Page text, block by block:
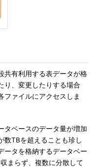
有利用する表データが格
り、変更したりする場合
ファイルにアクセスしま
ベースのデータ量が増加
数TBを超えることも珍し
ータを格納するデータベー
まらず、複数に分散して